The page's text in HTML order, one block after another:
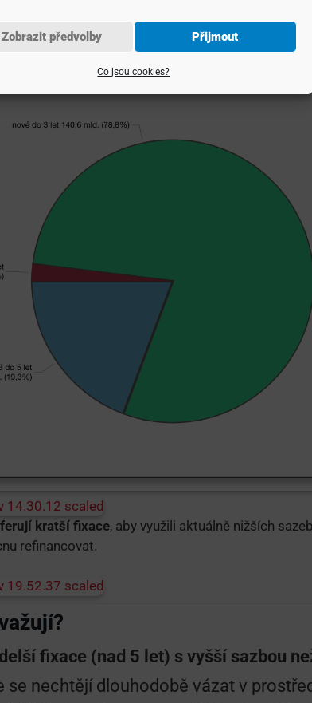
Přijmout
Zobrazit předvolby
Co jsou cookies?
5 let dnes představují méně než 2 % všech
kratší fixace, aby využili aktuálně nižších
refinancovat.
fixace (nad 5 let) s vyšší sazbou
se nechtějí dlouhodobě vázat v